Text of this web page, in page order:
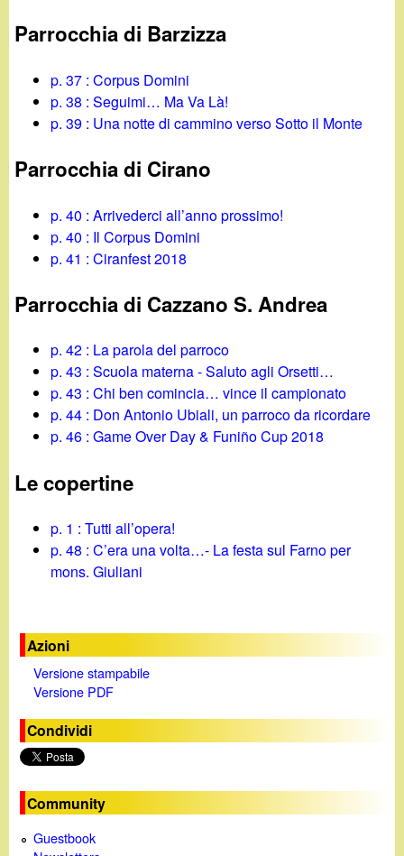
Parrocchia di Barzizza
p. 37 : Corpus Domini
p. 38 : Seguimi… Ma Va Là!
p. 39 : Una notte di cammino verso Sotto il Monte
Parrocchia di Cirano
p. 40 : Arrivederci all’anno prossimo!
p. 40 : Il Corpus Domini
p. 41 : Ciranfest 2018
Parrocchia di Cazzano S. Andrea
p. 42 : La parola del parroco
p. 43 : Scuola materna - Saluto agli Orsetti…
p. 43 : Chi ben comincia… vince il campionato
p. 44 : Don Antonio Ubiali, un parroco da ricordare
p. 46 : Game Over Day & Funiño Cup 2018
Le copertine
p. 1 : Tutti all’opera!
p. 48 : C’era una volta…- La festa sul Farno per
mons. Giuliani
Azioni
Versione stampabile
Versione PDF
Condividi
Community
Guestbook